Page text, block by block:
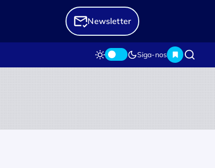
Newsletter
Siga-nos